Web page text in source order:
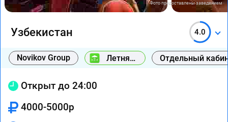
Фото предоставлены заведением
Узбекистан 4.0
Novikov Group
Летняя
веранда
Отдельный
Открыт до 24:00
4000-5000р